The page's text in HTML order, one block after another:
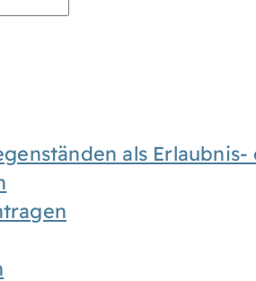
als Erlaubnis-